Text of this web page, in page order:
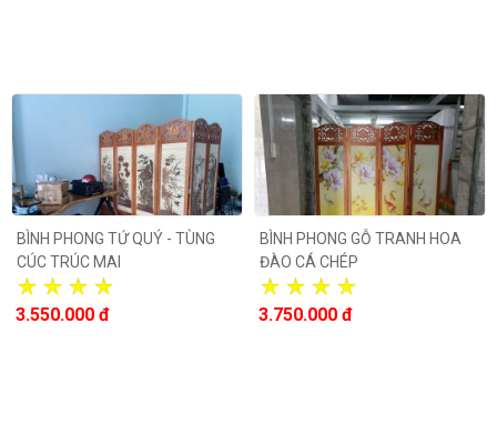
BÌNH PHONG TỨ QUÝ - TÙNG
CÚC TRÚC MAI
3.550.000 đ
BÌNH PHONG GỖ TRANH HOA
ĐÀO CÁ CHÉP
3.750.000 đ